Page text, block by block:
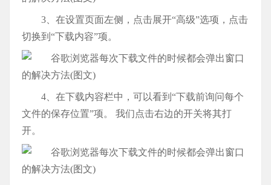
3、在设置页面左侧，点击展开“高级”选项，点击
切换到“下载内容”项。
4、在下载内容栏中，可以看到“下载前询问每个
文件的保存位置”项。 我们点击右边的开关将其打
开。